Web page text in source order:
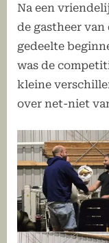
Na een
de gastheer
gedeelte
was de
kleine
over net-niet